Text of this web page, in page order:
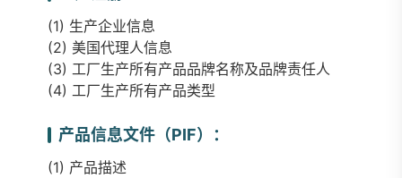
(1) 生产企业信息
(2) 美国代理人信息
(3) 工厂生产所有产品品牌名称及品牌责任人
(4) 工厂生产所有产品类型
产品信息文件（PIF）：
(1) 产品描述